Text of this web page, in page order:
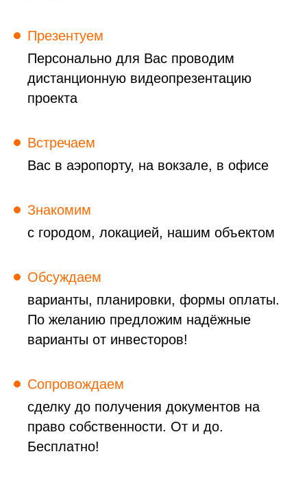
Презентуем
Персонально для Вас проводим
дистанционную видеопрезентацию
проекта
Встречаем
Вас в аэропорту, на вокзале, в офисе
Знакомим
с городом, локацией, нашим объектом
Обсуждаем
варианты, планировки, формы оплаты.
По желанию предложим надёжные
варианты от инвесторов!
Сопровождаем
сделку до получения документов на
право собственности. От и до.
Бесплатно!